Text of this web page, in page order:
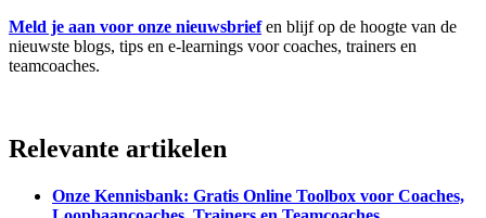
Meld je aan voor onze nieuwsbriefen blijf op de hoogte van de
nieuwste blogs, tips en e-learnings voor coaches, trainers en
teamcoaches.
Relevante artikelen
Onze Kennisbank: Gratis Online Toolbox voor Coaches,